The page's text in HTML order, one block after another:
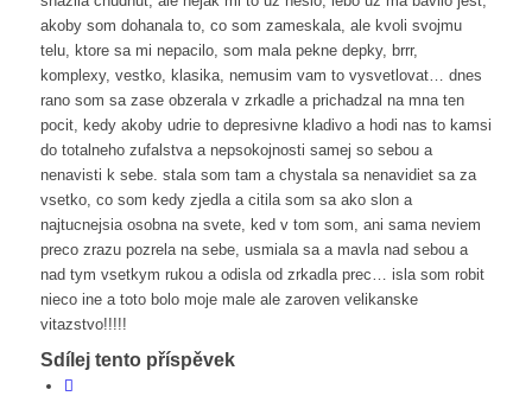
akoby som dohanala to, co som zameskala, ale kvoli svojmu
telu, ktore sa mi nepacilo, som mala pekne depky, brrr,
komplexy, vestko, klasika, nemusim vam to vysvetlovat… dnes
rano som sa zase obzerala v zrkadle a prichadzal na mna ten
pocit, kedy akoby udrie to depresivne kladivo a hodi nas to kamsi
do totalneho zufalstva a nepsokojnosti samej so sebou a
nenavisti k sebe. stala som tam a chystala sa nenavidiet sa za
vsetko, co som kedy zjedla a citila som sa ako slon a
najtucnejsia osobna na svete, ked v tom som, ani sama neviem
preco zrazu pozrela na sebe, usmiala sa a mavla nad sebou a
nad tym vsetkym rukou a odisla od zrkadla prec… isla som robit
nieco ine a toto bolo moje male ale zaroven velikanske
vitazstvo!!!!!
Sdílej tento příspěvek